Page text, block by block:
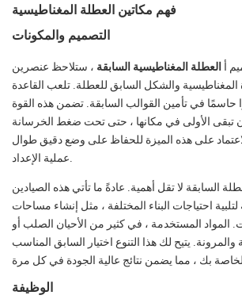
فهم مكاتين العطلة المغناطيسية
التصميم والمكونات
أالعطلة المغناطيسية السابقة ، ستلاحظ عنصرين
المغناطيسية والشكل السابق للعطلة. تلعب القاعدة
حاسمًا في تأمين القوالب السابقة. تضمن هذه القوة
تبقى الأولى في مكانها ، حتى تحت ضغط الخرسانة
على هذه الميزة للحفاظ على وضع دقيق طوال
عملية الإعداد.
السابقة لا تقل أهمية. عادةً ما تأتي هذه الصيادين
احتياجات البناء المختلفة ، مثل إنشاء مساحات
المواد المستخدمة ، في كثير من الأحيان الصلب أو
والمرونة. يتيح لك هذا التنوع اختيار السابق المناسب
الوظيفة